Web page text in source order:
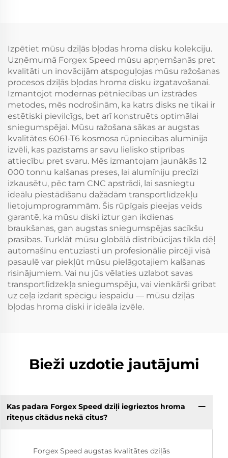
Izpētiet mūsu dziļās bļodas hroma disku kolekciju.
Uzņēmumā Forgex Speed mūsu apņemšanās pret
kvalitāti un inovācijām atspoguļojas mūsu ražošanas
procesos dziļās bļodas hroma disku izgatavošanai.
Izmantojot modernas pētniecības un izstrādes
metodes, mēs nodrošinām, ka katrs disks ne tikai ir
estētiski pievilcīgs, bet arī konstruēts optimālai
sniegumspējai. Mūsu ražošana sākas ar augstas
kvalitātes 6061-T6 kosmosa rūpniecības alumīnija
izvēli, kas pazīstams ar savu lielisko stiprības
attiecību pret svaru. Mēs izmantojam jaunākās 12
000 tonnu kalšanas preses, lai alumīniju precīzi
izkausētu, pēc tam CNC apstrādi, lai sasniegtu
ideālu piestādīšanu dažādām transportlīdzekļu
lietojumprogrammām. Šis rūpīgais pieejas veids
garantē, ka mūsu diski iztur gan ikdienas
braukšanas, gan augstas sniegumspējas sacīkšu
prasības. Turklāt mūsu globālā distribūcijas tīkla dēļ
automašīnu entuziasti un profesionālie pircēji visā
pasaulē var piekļūt mūsu pielāgotajiem kalšanas
risinājumiem. Vai nu jūs vēlaties uzlabot savas
transportlīdzekļa sniegumspēju, vai vienkārši gribat
uz ceļa izdarīt spēcīgu iespaidu — mūsu dziļās
bļodas hroma diski ir ideāla izvēle.
Bieži uzdotie jautājumi
Kas padara Forgex Speed dziļi iegrieztos hroma
riteņus citādus nekā citus?
Forgex Speed augstas kvalitātes dziļās